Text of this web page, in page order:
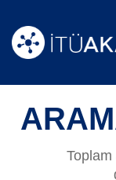
Toplam